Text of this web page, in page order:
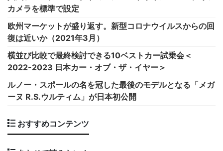
カメラを標準で設定
欧州マーケットが盛り返す。新型コロナウイルスからの回
復は近いか（2021年3月）
横並び比較で最終検討できる10ベストカー試乗会＜
2022-2023 日本カー・オブ・ザ・イヤー＞
ルノー・スポールの名を冠した最後のモデルとなる「メガ
ーヌ R.S.ウルティム」が日本初公開
おすすめコンテンツ